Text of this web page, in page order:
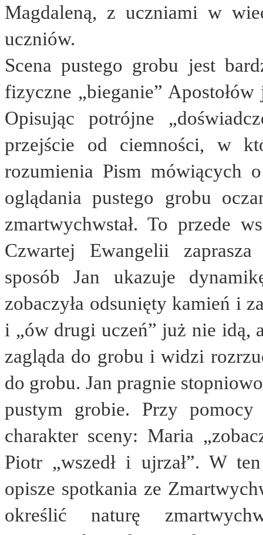
Magdaleną, z uczniami w
uczniów.
Scena pustego grobu jest
fizyczne „bieganie”
Opisując potrójne
przejście od ciemności, w
rozumienia Pism mówiących
oglądania pustego grobu
zmartwychwstał. To przede
Czwartej Ewangelii
sposób Jan ukazuje
zobaczyła odsunięty kamień i
i „ów drugi uczeń” już nie idą,
zagląda do grobu i widzi
do grobu. Jan pragnie
pustym grobie. Przy pomocy
charakter sceny: Maria
Piotr „wszedł i ujrzał”. W
opisze spotkania ze
określić naturę